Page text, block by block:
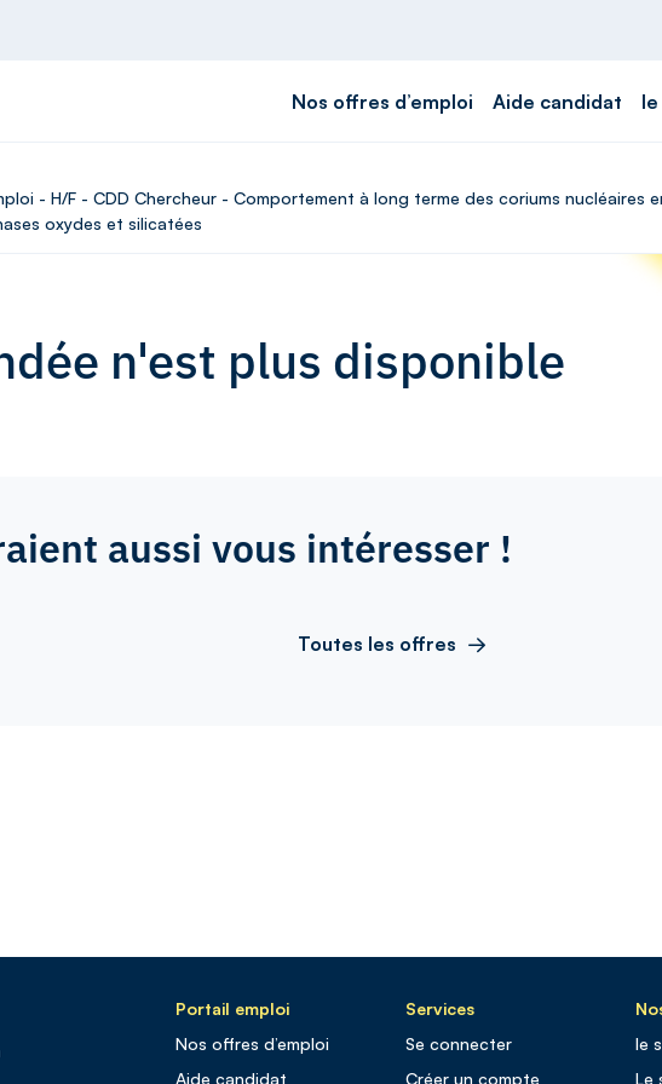
Nos offres d’emploi Aide candidat
- H/F - CDD Chercheur - Comportement à long terme des coriums nucléaires
oxydes et silicatées
n'est plus disponible
aussi vous intéresser !
Toutes les offres
Portail emploi
Nos offres d’emploi
Aide candidat
Services
Se connecter
Créer un compte
le
Le